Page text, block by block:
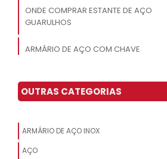
ONDE COMPRAR ESTANTE DE AÇO
GUARULHOS
ARMÁRIO DE AÇO COM CHAVE
PAULISTA
SÃO BERNARDO DO CAMPO
OUTRAS CATEGORIAS
ARMÁRIO DE AÇO INOX
AÇO